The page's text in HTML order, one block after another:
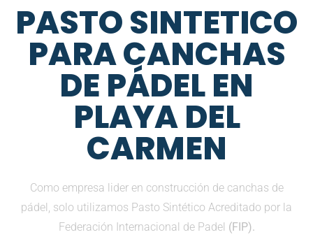
PASTO SINTETICO
PARA CANCHAS
DE PÁDEL EN
PLAYA DEL
CARMEN
Como empresa lider en construcción de canchas de
pádel, solo utilizamos Pasto Sintético Acreditado por la
Federación Internacional de Padel (FIP).